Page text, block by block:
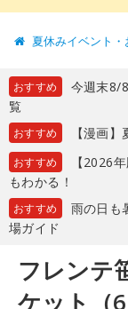
夏休みイベント
おすすめ
今週末8/
覧
おすすめ 【漫画
おすすめ
【2026
もわかる！
おすすめ
雨の日も
場ガイド
フレンテ
ケット（